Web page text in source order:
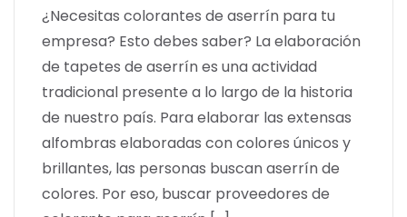
¿Necesitas colorantes de aserrín para tu
empresa? Esto debes saber? La elaboración
de tapetes de aserrín es una actividad
tradicional presente a lo largo de la historia
de nuestro país. Para elaborar las extensas
alfombras elaboradas con colores únicos y
brillantes, las personas buscan aserrín de
colores. Por eso, buscar proveedores de